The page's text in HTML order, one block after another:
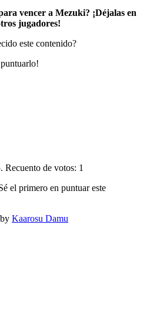
vencer a Mezuki? ¡Déjalas en
jugadores!
este contenido?
Recuento de votos: 1
el primero en puntuar este
by Kaarosu Damu